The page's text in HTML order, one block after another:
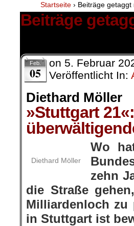
Startseite › Beiträge
Beiträge
Feb.
05
on 5. Februar
Veröffentlicht In:
Diethard Möller
»Stuttgart
Diethard Möller
Wo
zehn
die Straße
Milliardenloch zu
in Stuttgart ist